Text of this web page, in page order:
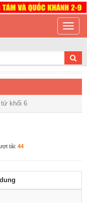
Toggle
tử khối 6
tải: 44